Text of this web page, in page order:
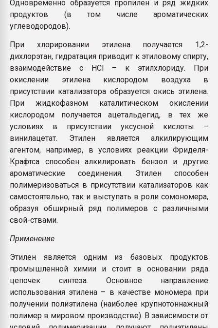
Одновременно образуется пропилен и ряд жидких
продуктов (в том числе ароматических
углеводородов).
При хлорировании этилена получается 1,2-
дихлорэтан, гидратация приводит к этиловому спирту,
взаимодействие с HCl – к этилхлориду. При
окислении этилена кислородом воздуха в
присутствии катализатора образуется окись этилена.
При жидкофазном каталитическом окислении
кислородом получается ацетальдегид, в тех же
условиях в присутствии уксусной кислоты –
винилацетат. Этилен является алкилирующим
агентом, например, в условиях реакции Фриделя-
Крафтса способен алкилировать бензол и другие
ароматические соединения. Этилен способен
полимеризоваться в присутствии катализаторов как
самостоятельно, так и выступать в роли сомономера,
образуя обширный ряд полимеров с различными
свой-ствами.
Применение
Этилен является одним из базовых продуктов
промышленной химии и стоит в основании ряда
цепочек синтеза. Основное направление
использования этилена – в качестве мономера при
получении полиэтилена (наиболее крупнотоннажный
полимер в мировом производстве). В зависимости от